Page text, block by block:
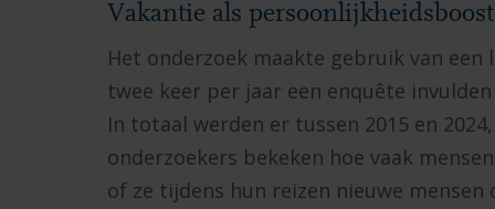
Vakantie als
Het onderzoek maakte gebruik van
twee keer per jaar een enquête
In totaal werden er tussen 2015 en
onderzoekers bekeken hoe vaak
of ze tijdens hun reizen nieuwe mensen